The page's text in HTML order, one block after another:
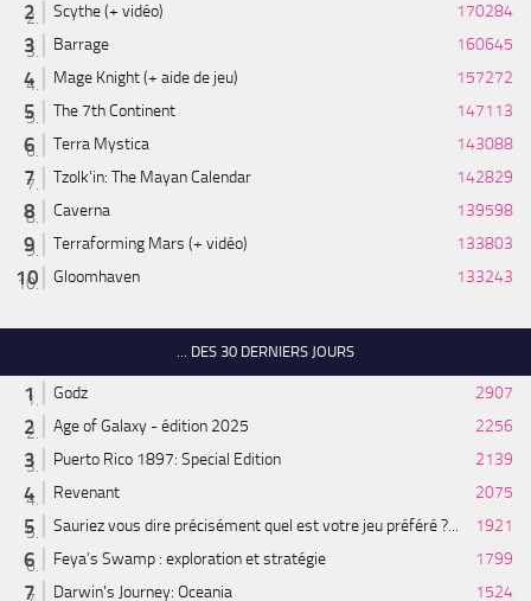
Scythe (+ vidéo)
170284
Barrage
160645
Mage Knight (+ aide de jeu)
157272
The 7th Continent
147113
Terra Mystica
143088
Tzolk'in: The Mayan Calendar
142829
Caverna
139598
Terraforming Mars (+ vidéo)
133803
Gloomhaven
133243
... DES 30 DERNIERS JOURS
Godz
2907
Age of Galaxy - édition 2025
2256
Puerto Rico 1897: Special Edition
2139
Revenant
2075
Sauriez vous dire précisément quel est votre jeu préféré ?...
1921
Feya’s Swamp : exploration et stratégie
1799
Darwin's Journey: Oceania
1524